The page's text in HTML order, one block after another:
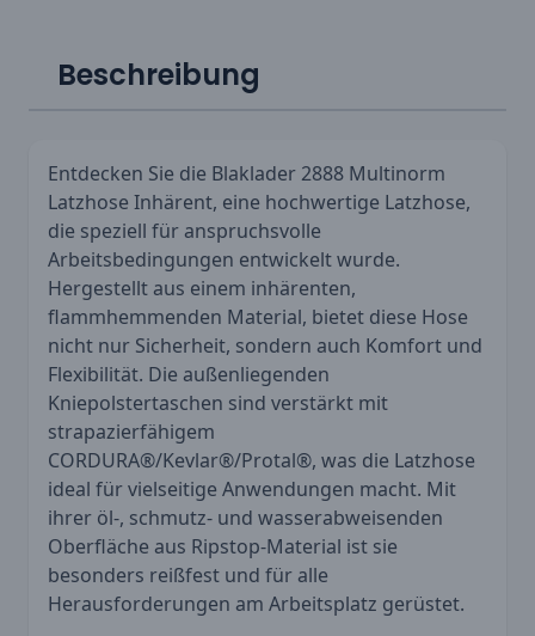
Beschreibung
Entdecken Sie die Blaklader 2888 Multinorm
Latzhose Inhärent, eine hochwertige Latzhose,
die speziell für anspruchsvolle
Arbeitsbedingungen entwickelt wurde.
Hergestellt aus einem inhärenten,
flammhemmenden Material, bietet diese Hose
nicht nur Sicherheit, sondern auch Komfort und
Flexibilität. Die außenliegenden
Kniepolstertaschen sind verstärkt mit
strapazierfähigem
CORDURA®/Kevlar®/Protal®, was die Latzhose
ideal für vielseitige Anwendungen macht. Mit
ihrer öl-, schmutz- und wasserabweisenden
Oberfläche aus Ripstop-Material ist sie
besonders reißfest und für alle
Herausforderungen am Arbeitsplatz gerüstet.